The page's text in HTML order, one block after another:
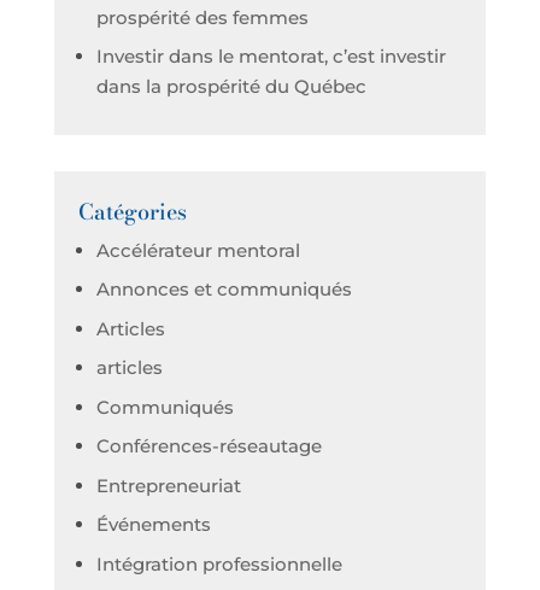
prospérité des femmes
Investir dans le mentorat, c’est investir
dans la prospérité du Québec
Catégories
Accélérateur mentoral
Annonces et communiqués
Articles
articles
Communiqués
Conférences-réseautage
Entrepreneuriat
Événements
Intégration professionnelle